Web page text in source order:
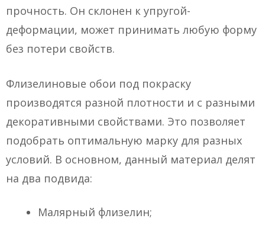
прочность. Он склонен к упругой-
деформации, может принимать любую форму
без потери свойств.
Флизелиновые обои под покраску
производятся разной плотности и с разными
декоративными свойствами. Это позволяет
подобрать оптимальную марку для разных
условий. В основном, данный материал делят
на два подвида:
Малярный флизелин;